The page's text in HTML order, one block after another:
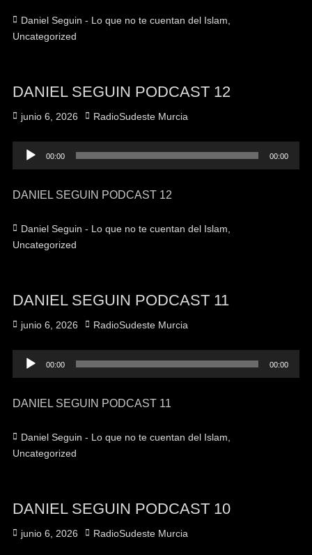
Categorías
Daniel Seguin - Lo que no te cuentan del Islam
Uncategorized
DANIEL SEGUIN PODCAST 12
Publicado
junio 6, 2026 Autor
RadioSudeste Murcia
Reproductor
de
00:00 00:00
DANIEL SEGUIN PODCAST 12
Categorías
Daniel Seguin - Lo que no te cuentan del Islam
Uncategorized
DANIEL SEGUIN PODCAST 11
Publicado
junio 6, 2026 Autor
RadioSudeste Murcia
Reproductor
de
00:00 00:00
DANIEL SEGUIN PODCAST 11
Categorías
Daniel Seguin - Lo que no te cuentan del Islam
Uncategorized
DANIEL SEGUIN PODCAST 10
Publicado
junio 6, 2026 Autor
RadioSudeste Murcia